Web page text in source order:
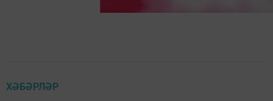
ХӘБӘРЛӘР